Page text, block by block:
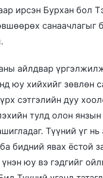
ирсэн Бурхан бол
санаачлагыг
айлдвар
юу хийхийг зөвлөн
сэтгэлийн дуу
тулд олон янзын
Түүний үг
ба бидний явах ёстой
юу вэ гэдгийг